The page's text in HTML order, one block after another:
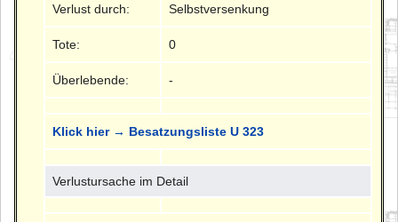
Verlust durch: Selbstversenkung
Tote: 0
Überlebende: -
Klick hier → Besatzungsliste U 323
Verlustursache im Detail